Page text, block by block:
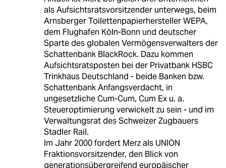
als Aufsichtsratsvorsitzender unterwegs, beim
Arnsberger Toilettenpapierhersteller WEPA,
dem Flughafen Köln-Bonn und deutscher
Sparte des globalen Vermögensverwalters der
Schattenbank BlackRock. Dazu kommen
Aufsichtsratsposten bei der Privatbank HSBC
Trinkhaus Deutschland - beide Banken bzw.
Schattenbank Anfangsverdacht, in
ungesetzliche Cum-Cum, Cum Ex u. a.
Steueroptimierung verwickelt zu sein - und im
Verwaltungsrat des Schweizer Zugbauers
Stadler Rail.
Im Jahr 2000 fordert Merz als UNION
Fraktionsvorsitzender, den Blick von
generationsübergreifend europäischer